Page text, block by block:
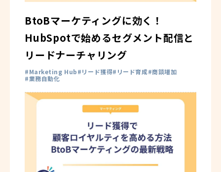
BtoBマーケティングに効く！
HubSpotで始めるセグメント配信と
リードナーチャリング
Marketing Hub リード獲得 リード育成 商談増加
業務自動化